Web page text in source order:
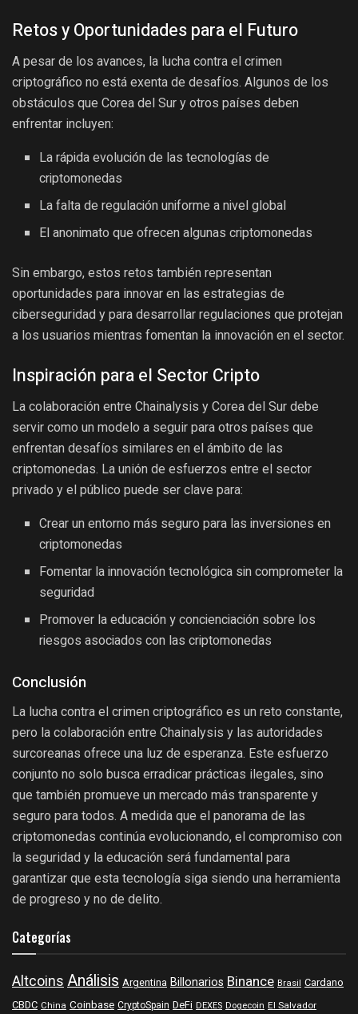
Retos y Oportunidades para el Futuro
A pesar de los avances, la lucha contra el crimen
criptográfico no está exenta de desafíos. Algunos de los
obstáculos que Corea del Sur y otros países deben
enfrentar incluyen:
La rápida evolución de las tecnologías de
criptomonedas
La falta de regulación uniforme a nivel global
El anonimato que ofrecen algunas criptomonedas
Sin embargo, estos retos también representan
oportunidades para innovar en las estrategias de
ciberseguridad y para desarrollar regulaciones que protejan
a los usuarios mientras fomentan la innovación en el sector.
Inspiración para el Sector Cripto
La colaboración entre Chainalysis y Corea del Sur debe
servir como un modelo a seguir para otros países que
enfrentan desafíos similares en el ámbito de las
criptomonedas. La unión de esfuerzos entre el sector
privado y el público puede ser clave para:
Crear un entorno más seguro para las inversiones en
criptomonedas
Fomentar la innovación tecnológica sin comprometer la
seguridad
Promover la educación y concienciación sobre los
riesgos asociados con las criptomonedas
Conclusión
La lucha contra el crimen criptográfico es un reto constante,
pero la colaboración entre Chainalysis y las autoridades
surcoreanas ofrece una luz de esperanza. Este esfuerzo
conjunto no solo busca erradicar prácticas ilegales, sino
que también promueve un mercado más transparente y
seguro para todos. A medida que el panorama de las
criptomonedas continúa evolucionando, el compromiso con
la seguridad y la educación será fundamental para
garantizar que esta tecnología siga siendo una herramienta
de progreso y no de delito.
Categorías
Altcoins Análisis Argentina Billonarios Binance Brasil Cardano
CBDC China Coinbase CryptoSpain DeFi DEXES Dogecoin El Salvador